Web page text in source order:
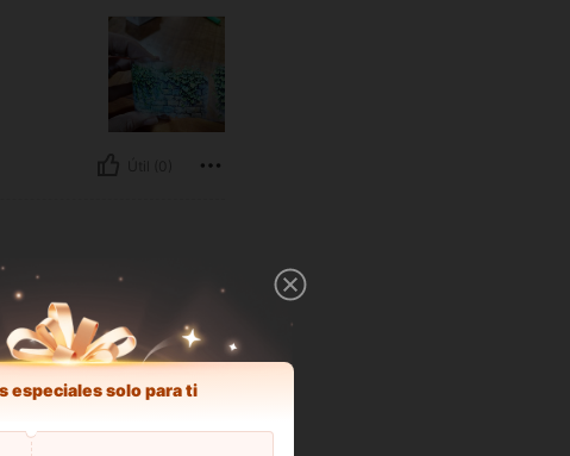
especiales solo para ti